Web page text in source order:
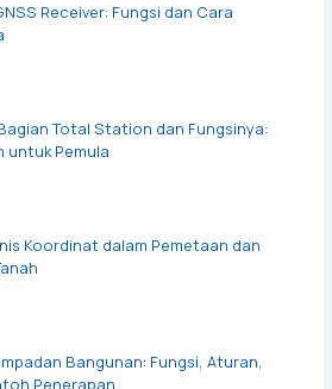
Receiver: Fungsi dan Cara
Total Station dan Fungsinya:
untuk Pemula
Koordinat dalam Pemetaan dan
Bangunan: Fungsi, Aturan,
Penerapan